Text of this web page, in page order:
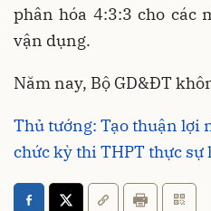
phân hóa 4:3:3 cho các
vận dụng.
Năm nay, Bộ GD&ĐT
Thủ tướng: Tạo thuận lợi
chức kỳ thi THPT thực sự